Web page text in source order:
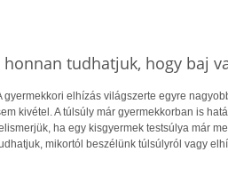
tudhatjuk, hogy baj
gyermekkori elhízás világszerte egyre
kivétel. A túlsúly már gyermekkorban is
ha egy kisgyermek testsúlya már
mikortól beszélünk túlsúlyról vagy